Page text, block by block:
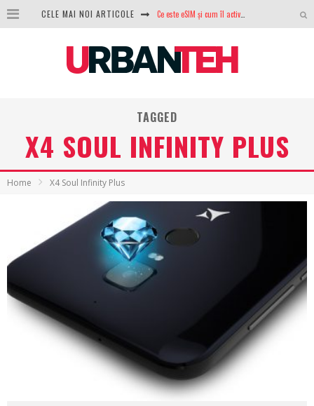
CELE MAI NOI ARTICOLE
Analiza producției fotovoltaice în România – cât produce un sistem solar pe timp de iarnă?
TAGGED
X4 SOUL INFINITY PLUS
Home X4 Soul Infinity Plus